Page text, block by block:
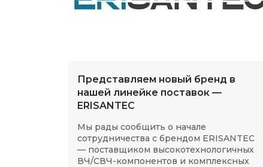
Представляем новый бренд в
нашей линейке поставок —
ERISANTEC
Мы рады сообщить о начале
сотрудничества с брендом ERISANTEC
— поставщиком высокотехнологичных
ВЧ/СВЧ-компонентов и комплексных